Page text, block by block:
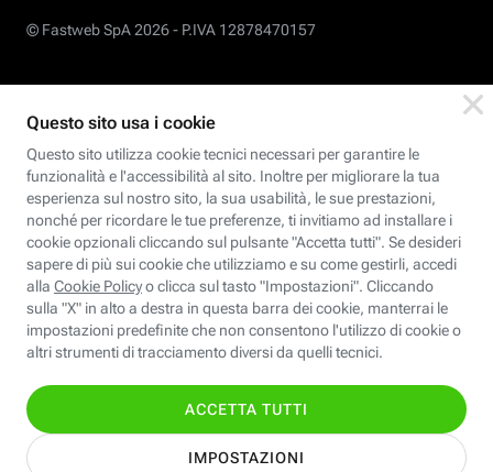
© Fastweb SpA 2026 - P.IVA 12878470157